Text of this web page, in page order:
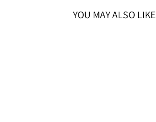
YOU MAY ALSO LIKE